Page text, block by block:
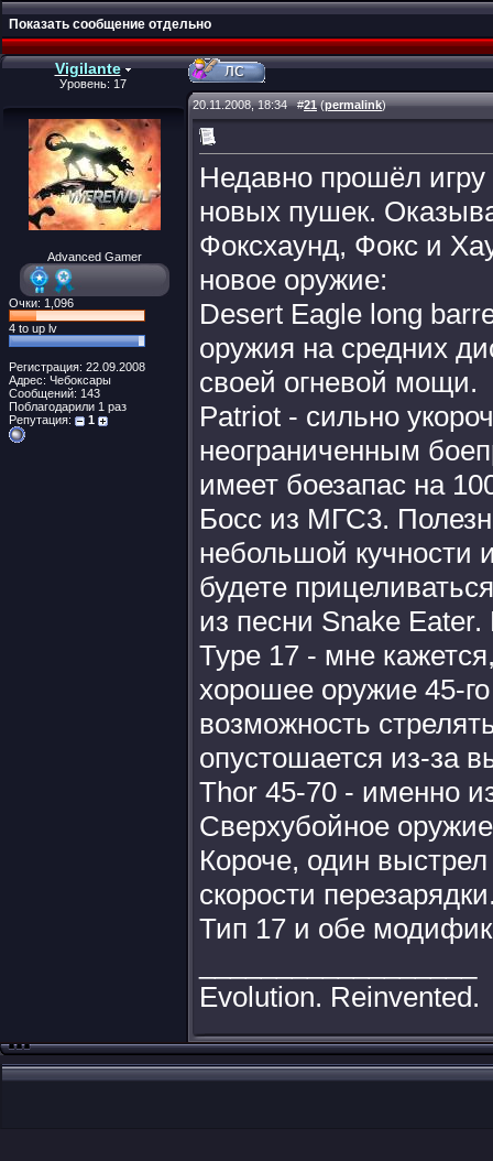
Показать сообщение отдельно
Vigilante
Уровень: 17
Advanced Gamer
Очки: 1,096
4 to up lv
Регистрация: 22.09.2008
Адрес: Чебоксары
Сообщений: 143
Поблагодарили 1 раз
Репутация:
1
20.11.2008, 18:34#21(permalink)
Недавно прошёл игру
новых пушек.
Фоксхаунд, Фокс и
новое оружие:
Desert Eagle long
оружия на средних
своей огневой мощи.
Patriot - сильно
неограниченным
имеет боезапас на
Босс из МГС3.
небольшой кучности
будете
из песни Snake
Type 17 - мне
хорошее оружие 45-
возможность
опустошается из-за
Thor 45-70 - именно
Сверхубойное
Короче, один
скорости
Тип 17 и обе
Evolution. Reinvented.